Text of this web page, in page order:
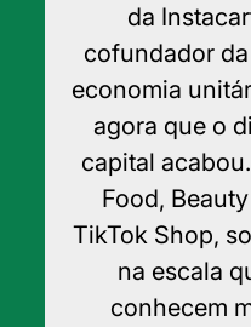
da
cofundador
economia
agora que o
capital
Food,
TikTok Shop,
na escala
conhecem